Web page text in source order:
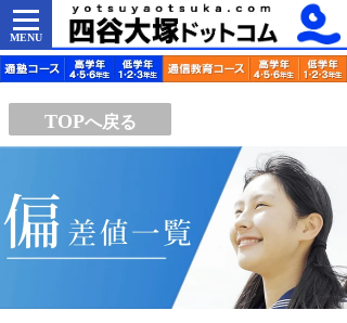
MENU
TOPへ戻る